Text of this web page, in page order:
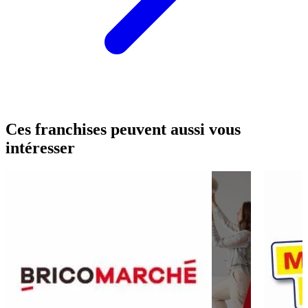
Ces franchises peuvent aussi vous
intéresser